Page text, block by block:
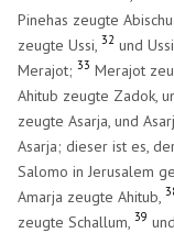
Pinehas zeugte
zeugte Ussi,32 und
Merajot;33 Merajot
Ahitub zeugte Zadok,
zeugte Asarja, und
Asarja; dieser ist es,
Salomo in Jerusalem
Amarja zeugte Ahitub,
zeugte Schallum,39